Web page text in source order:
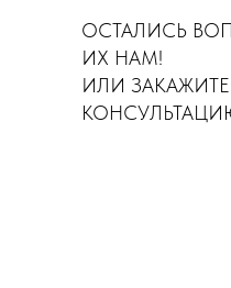
ОСТАЛИСЬ
ИХ НАМ!
ИЛИ